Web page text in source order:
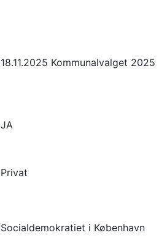
18.11.2025 Kommunalvalget 2025
JA
Privat
Socialdemokratiet i København